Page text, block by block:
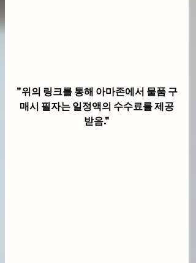
"위의 링크를 통해 아마존에서 물품 구
매시 필자는 일정액의 수수료를 제공
받음."